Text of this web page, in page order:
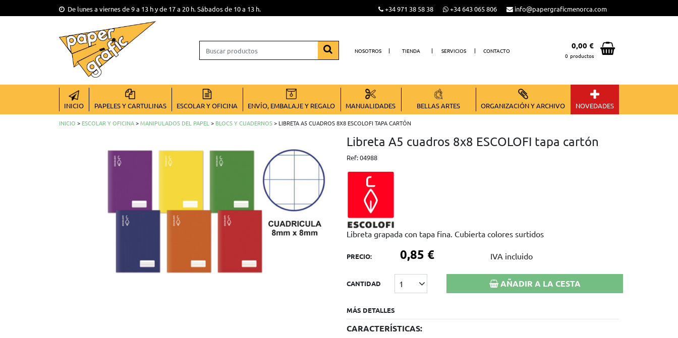
De lunes a viernes de 9 a 13 h y de 17 a 20 h. Sábados de 10 a 13 h. +34 971 38 58 38 +34 643 065 806 info@papergraficmenorca.com
NOSOTROS TIENDA SERVICIOS CONTACTO
0,00 €
0 productos
VER CESTA
INICIO
PAPELES Y CARTULINAS ESCOLAR Y OFICINA ENVÍO, EMBALAJE Y REGALO MANUALIDADES BELLAS ARTES ORGANIZACIÓN Y ARCHIVO NOVEDADES
INICIO > ESCOLAR Y OFICINA>MANIPULADOS DEL PAPEL > BLOCS Y CUADERNOS> LIBRETA A5 CUADROS 8X8 ESCOLOFI TAPA CARTÓN
Libreta A5 cuadros 8x8 ESCOLOFI tapa cartón
Ref:04988
Libreta grapada con tapa fina. Cubierta colores surtidos
PRECIO: 0,85 € IVA incluido
CANTIDAD 1 AÑADIR A LA CESTA
MÁS DETALLES
CARACTERÍSTICAS: